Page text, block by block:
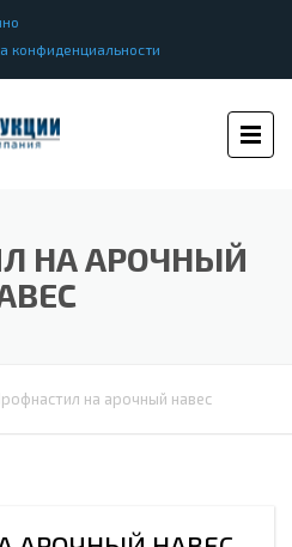
конфиденциальности
НА АРОЧНЫЙ
на арочный навес